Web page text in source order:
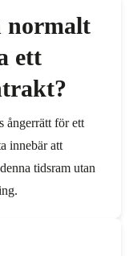
normalt
ett
ångerrätt för ett
innebär att
tidsram utan